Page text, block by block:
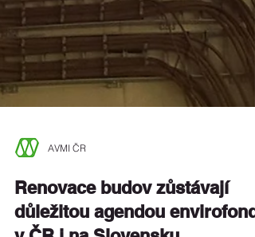
AVMI ČR
Renovace budov zůstávají